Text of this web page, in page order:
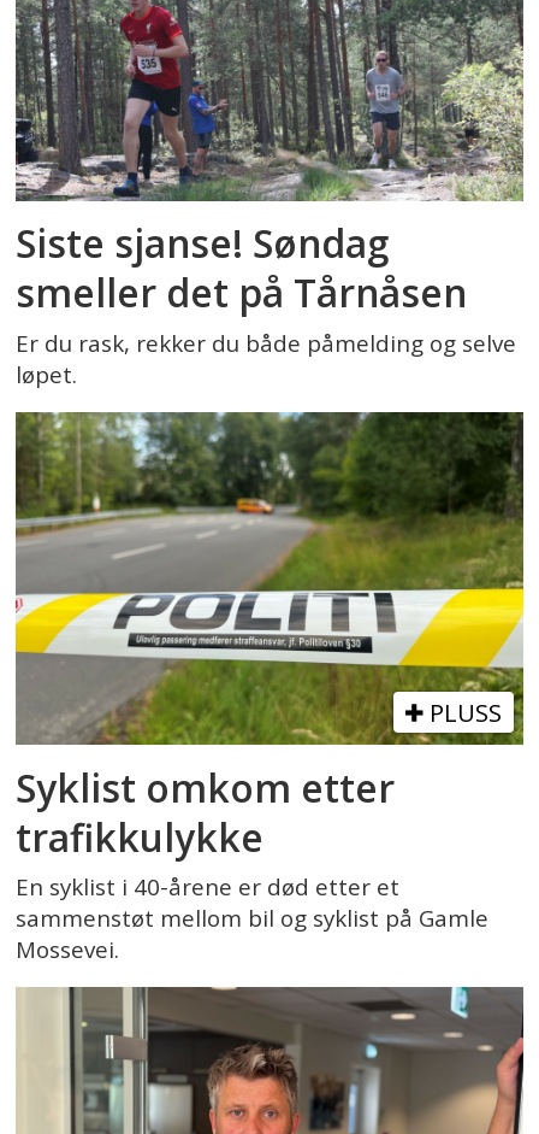
Siste sjanse! Søndag
smeller det på Tårnåsen
Er du rask, rekker du både påmelding og selve
løpet.
PLUSS
Syklist omkom etter
trafikkulykke
En syklist i 40-årene er død etter et
sammenstøt mellom bil og syklist på Gamle
Mossevei.